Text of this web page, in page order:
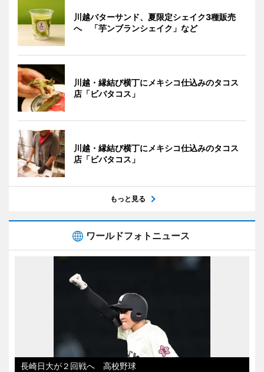
川越バターサンド、夏限定シェイク3種販売
へ 「芋ンブランシェイク」など
川越・縁結び横丁にメキシコ仕込みのタコス
店「ビバタコス」
川越・縁結び横丁にメキシコ仕込みのタコス
店「ビバタコス」
もっと見る
ワールドフォトニュース
長崎日大が２回戦へ 高校野球